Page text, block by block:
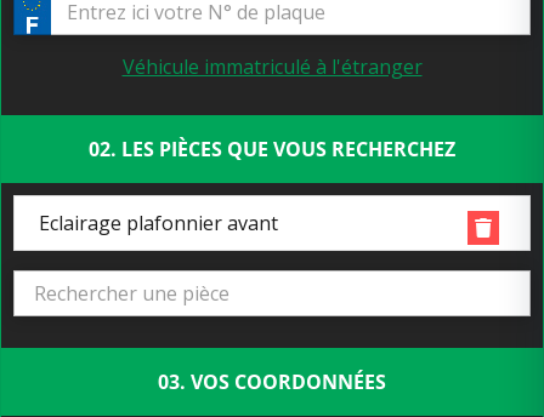
Véhicule immatriculé à l'étranger
02. LES PIÈCES QUE VOUS RECHERCHEZ
Eclairage plafonnier avant
03. VOS COORDONNÉES